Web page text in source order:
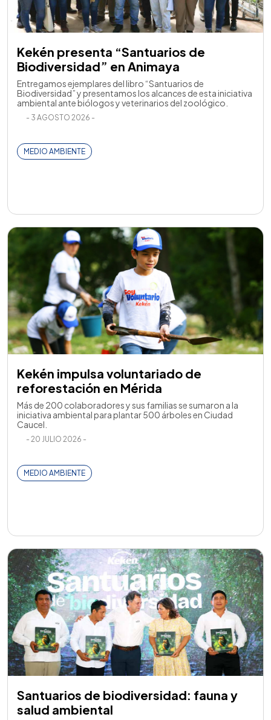
Kekén presenta “Santuarios de
Biodiversidad” en Animaya
Entregamos ejemplares del libro “Santuarios de
Biodiversidad” y presentamos los alcances de esta iniciativa
ambiental ante biólogos y veterinarios del zoológico.
- 3 AGOSTO 2026 -
MEDIO AMBIENTE
Kekén impulsa voluntariado de
reforestación en Mérida
Más de 200 colaboradores y sus familias se sumaron a la
iniciativa ambiental para plantar 500 árboles en Ciudad
Caucel.
- 20 JULIO 2026 -
MEDIO AMBIENTE
Santuarios de biodiversidad: fauna y
salud ambiental